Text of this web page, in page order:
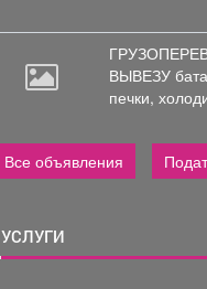
ВЫВЕЗУ
печки,
Все объявления
УСЛУГИ